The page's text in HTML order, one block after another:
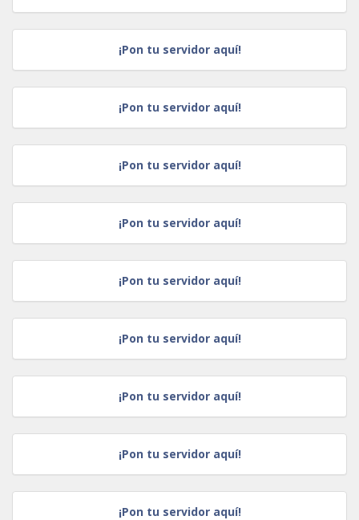
¡Pon tu servidor aquí!
¡Pon tu servidor aquí!
¡Pon tu servidor aquí!
¡Pon tu servidor aquí!
¡Pon tu servidor aquí!
¡Pon tu servidor aquí!
¡Pon tu servidor aquí!
¡Pon tu servidor aquí!
¡Pon tu servidor aquí!